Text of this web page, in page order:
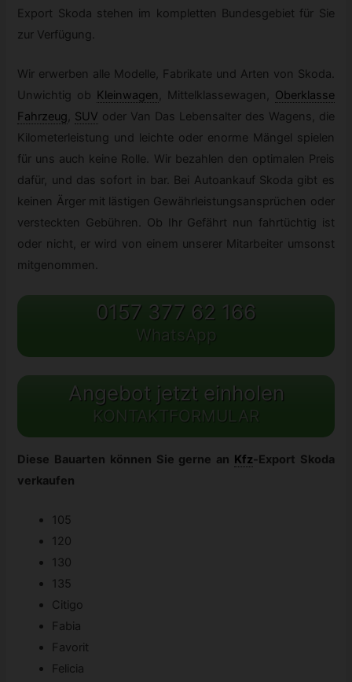
Export Skoda stehen im kompletten Bundesgebiet für Sie
zur Verfügung.
Wir erwerben alle Modelle, Fabrikate und Arten von Skoda.
Unwichtig ob Kleinwagen , Mittelklassewagen, Oberklasse
Fahrzeug, SUV oder Van Das Lebensalter des Wagens, die
Kilometerleistung und leichte oder enorme Mängel spielen
für uns auch keine Rolle. Wir bezahlen den optimalen Preis
dafür, und das sofort in bar. Bei Autoankauf Skoda gibt es
keinen Ärger mit lästigen Gewährleistungsansprüchen oder
versteckten Gebühren. Ob Ihr Gefährt nun fahrtüchtig ist
oder nicht, er wird von einem unserer Mitarbeiter umsonst
mitgenommen.
0157 377 62 166
WhatsApp
Angebot jetzt einholen
KONTAKTFORMULAR
Diese Bauarten können Sie gerne an Kfz-Export Skoda
verkaufen
105
120
130
135
Citigo
Fabia
Favorit
Felicia